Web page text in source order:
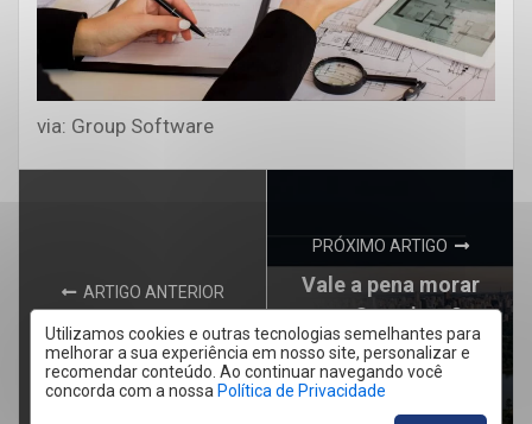
Utilizamos cookies e outras tecnologias semelhantes para
melhorar a sua experiência em nosso site, personalizar e
recomendar conteúdo. Ao continuar navegando você
concorda com a nossa Política de Privacidade
via: Group Software
ARTIGO ANTERIOR
Checklist de
mudança: como
organizar a chegada
PRÓXIMO ARTIGO
Vale a pena morar
em Campinas?
Conheça as
principais vantagens